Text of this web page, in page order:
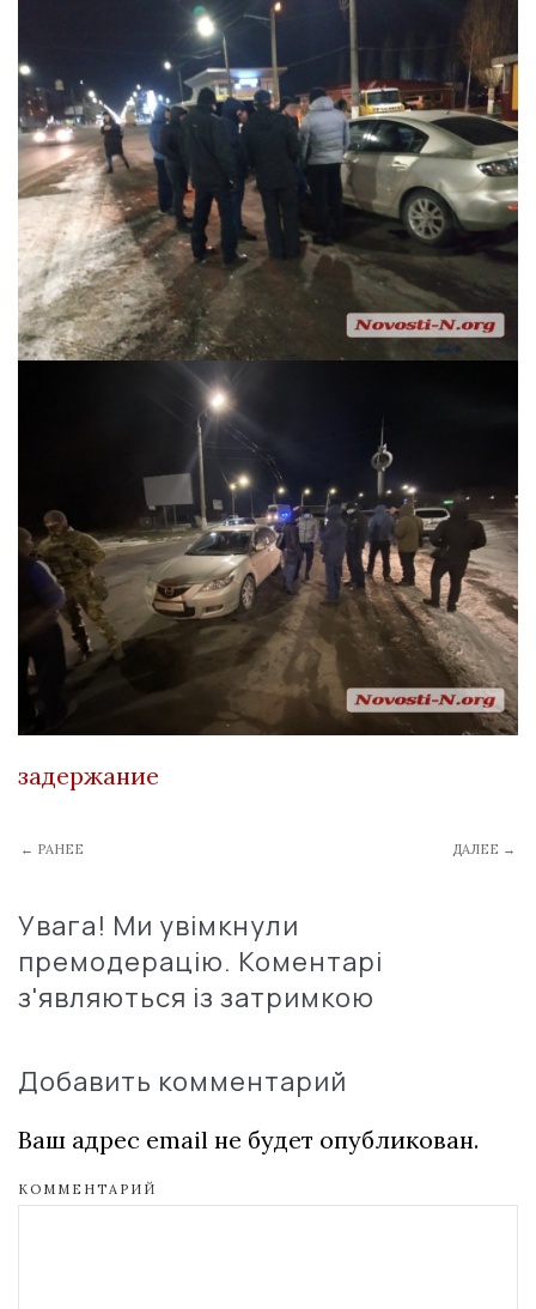
задержание
← РАНЕЕ ДАЛЕЕ →
Увага! Ми увімкнули
премодерацію. Коментарі
з'являються із затримкою
Добавить комментарий
Ваш адрес email не будет опубликован.
КОММЕНТАРИЙ